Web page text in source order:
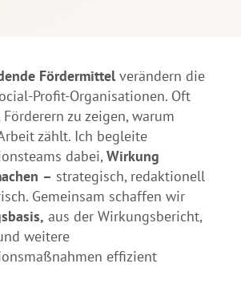
Fördermittelverändern die
Profit-Organisationen. Oft
zu zeigen, warum
zählt. Ich begleite
dabei, Wirkung
– strategisch, redaktionell
Gemeinsam schaffen wir
aus der Wirkungsbericht,
weitere
effizient